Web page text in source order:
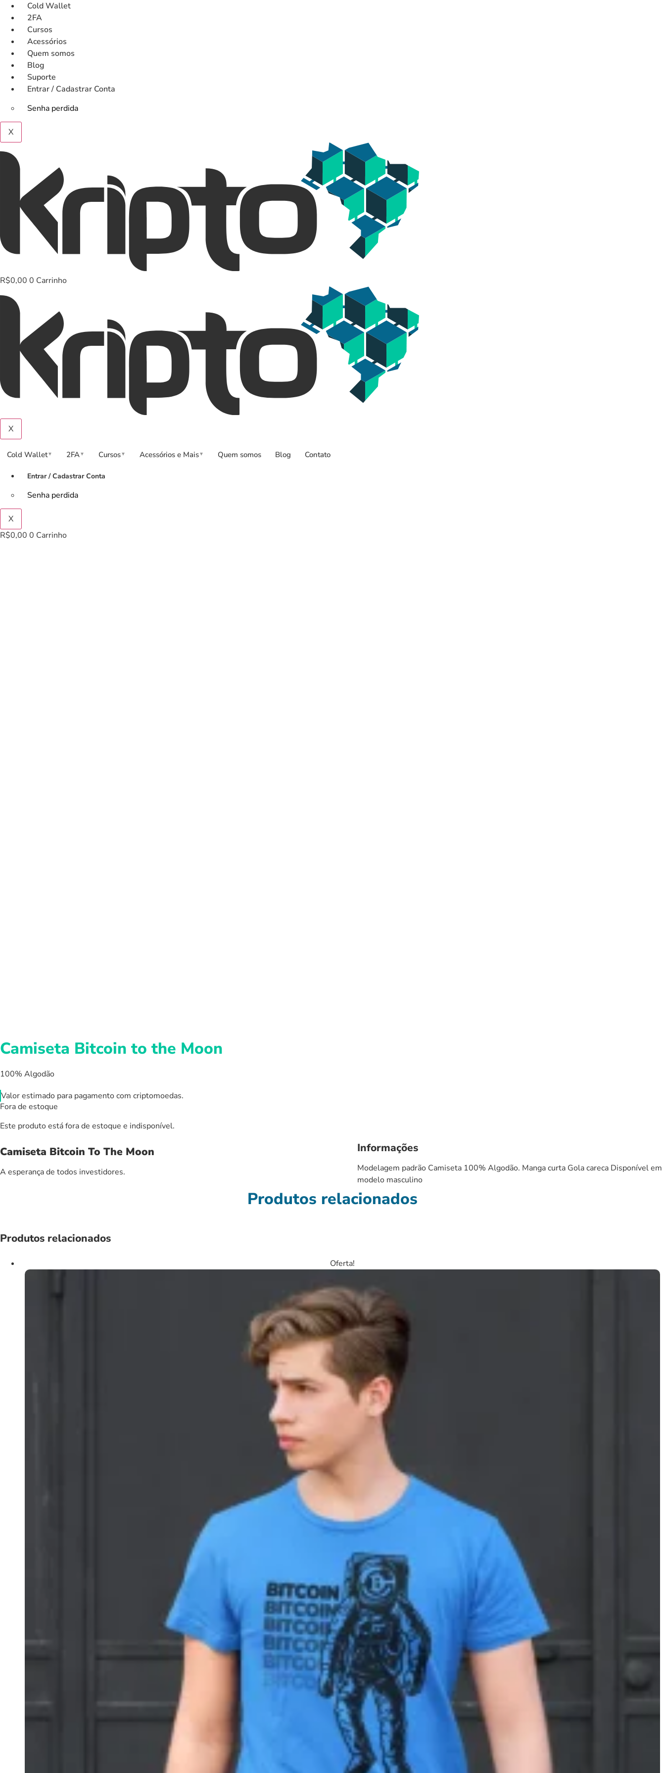
para
conteúdo
Cold Wallet
2FA
Cursos
Acessórios
Quem somos
Blog
Suporte
Entrar / Cadastrar Conta
Senha perdida
X
R$0,00 0 Carrinho
X
Cold Wallet▼ 2FA▼ Cursos▼ Acessórios e Mais▼ Quem somos Blog Contato
Entrar / Cadastrar Conta
Senha perdida
X
R$0,00 0 Carrinho
Camiseta Bitcoin to the Moon
100% Algodão
Valor estimado para pagamento com criptomoedas.
Fora de estoque
Este produto está fora de estoque e indisponível.
Camiseta Bitcoin To The Moon
A esperança de todos investidores.
Informações
Modelagem padrão Camiseta 100% Algodão. Manga curta Gola careca Disponível em
modelo masculino
Produtos relacionados
Produtos relacionados
Oferta!